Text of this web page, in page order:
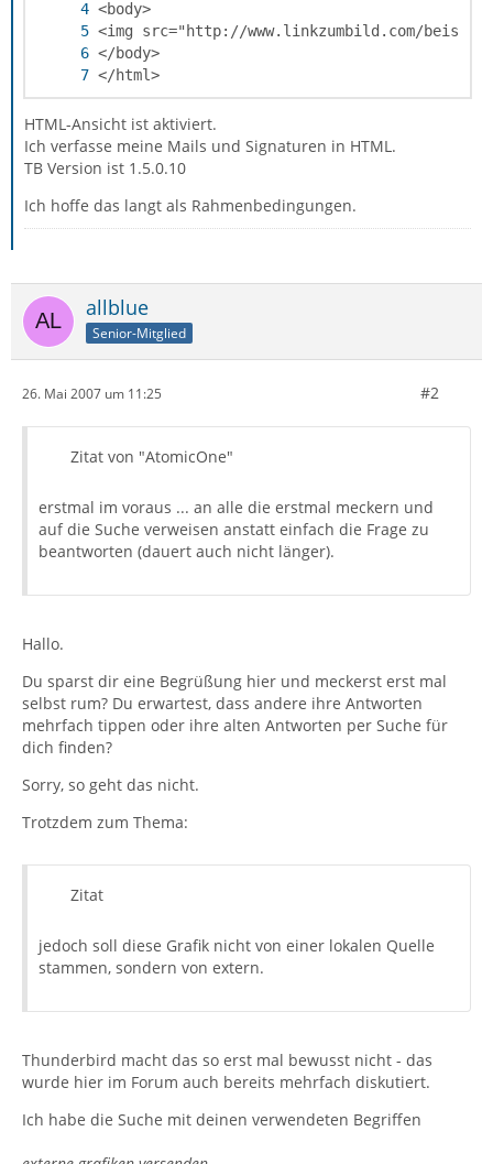
</html>
HTML-Ansicht ist aktiviert.
Ich verfasse meine Mails und Signaturen in HTML.
TB Version ist 1.5.0.10
Ich hoffe das langt als Rahmenbedingungen.
allblue
Senior-Mitglied
26. Mai 2007 um 11:25 #2
Zitat von "AtomicOne"
erstmal im voraus ... an alle die erstmal meckern und
auf die Suche verweisen anstatt einfach die Frage zu
beantworten (dauert auch nicht länger).
Hallo.
Du sparst dir eine Begrüßung hier und meckerst erst mal
selbst rum? Du erwartest, dass andere ihre Antworten
mehrfach tippen oder ihre alten Antworten per Suche für
dich finden?
Sorry, so geht das nicht.
Trotzdem zum Thema:
Zitat
jedoch soll diese Grafik nicht von einer lokalen Quelle
stammen, sondern von extern.
Thunderbird macht das so erst mal bewusst nicht - das
wurde hier im Forum auch bereits mehrfach diskutiert.
Ich habe die Suche mit deinen verwendeten Begriffen